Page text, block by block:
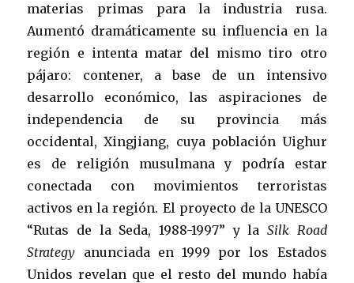
materias primas para la industria rusa.
Aumentó dramáticamente su influencia en la
región e intenta matar del mismo tiro otro
pájaro: contener, a base de un intensivo
desarrollo económico, las aspiraciones de
independencia de su provincia más
occidental, Xingjiang, cuya población Uighur
es de religión musulmana y podría estar
conectada con movimientos terroristas
activos en la región. El proyecto de la UNESCO
“Rutas de la Seda, 1988-1997” y la Silk Road
Strategy anunciada en 1999 por los Estados
Unidos revelan que el resto del mundo había